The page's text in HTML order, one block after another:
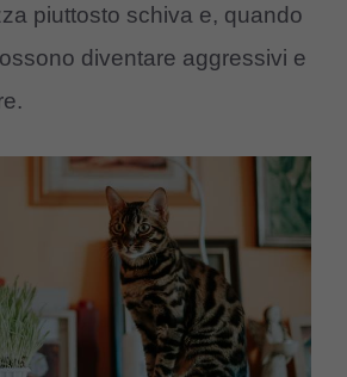
piuttosto schiva e, quando
diventare aggressivi e